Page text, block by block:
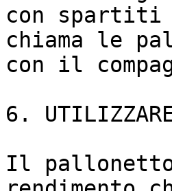
con spartiti
chiama le
con il
6. UTILIZZARE
Il